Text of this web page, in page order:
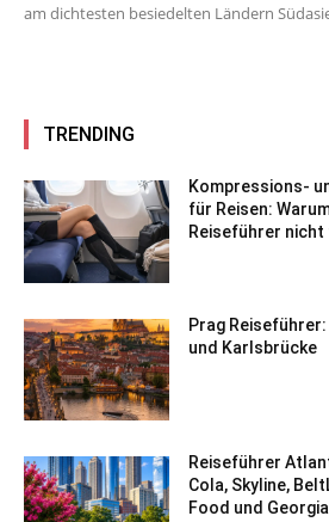
am dichtesten besiedelten Ländern
TRENDING
Kompressions-
für Reisen:
Reiseführer
Prag
und Karlsbrücke
Reiseführer
Cola, Skyline,
Food und